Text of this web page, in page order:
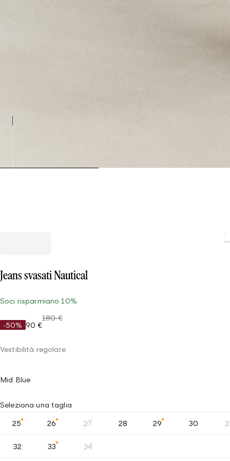
Jeans svasati Nautical
Soci risparmiano 10%
-50% 90 €
180 €
Vestibilità regolare
Mid Blue
Seleziona una taglia
25 26 27 28 29 30
32 33 34